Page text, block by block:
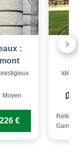
:
Moyen
226 €
Idéal